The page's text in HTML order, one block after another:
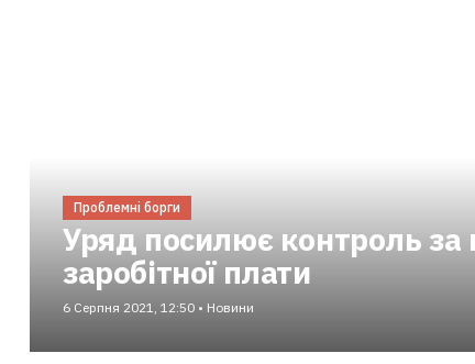
Проблемні борги
Уряд посилює контроль за
заробітної плати
6 Серпня 2021, 12:50 • Новини